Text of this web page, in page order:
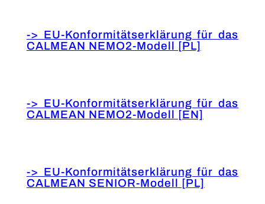
-> EU-Konformitätserklärung für das
CALMEAN NEMO2-Modell [PL]
-> EU-Konformitätserklärung für das
CALMEAN NEMO2-Modell [EN]
-> EU-Konformitätserklärung für das
CALMEAN SENIOR-Modell [PL]